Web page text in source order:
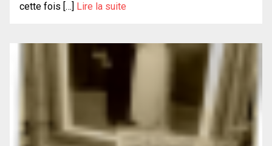
cette fois […] Lire la suite